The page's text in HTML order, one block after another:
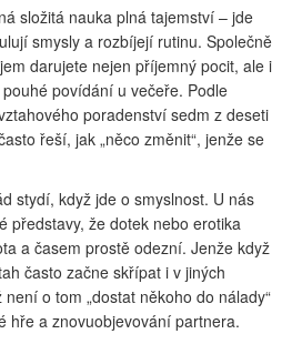
složitá nauka plná tajemství – jde
smysly a rozbíjejí rutinu. Společně
darujete nejen příjemný pocit, ale i
povídání u večeře. Podle
poradenství sedm z deseti
řeší, jak „něco změnit“, jenže se
stydí, když jde o smyslnost. U nás
představy, že dotek nebo erotika
a časem prostě odezní. Jenže když
často začne skřípat i v jiných
o tom „dostat někoho do nálady“
hře a znovuobjevování partnera.